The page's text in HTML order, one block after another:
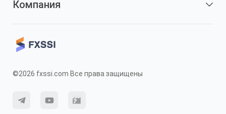
Компания
©2026 fxssi.com Все права защищены